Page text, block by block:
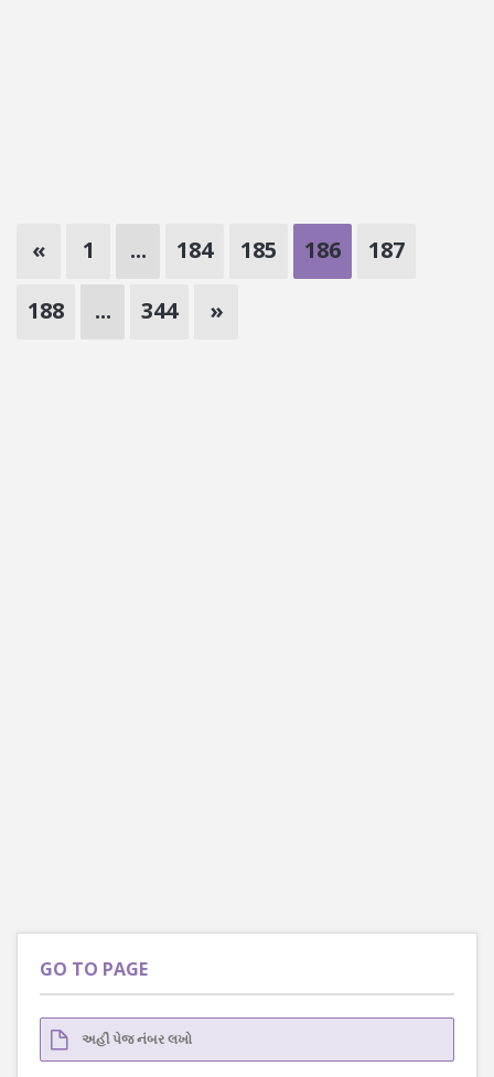
« 1 ... 184 185 186 187
188 ... 344 »
GO TO PAGE